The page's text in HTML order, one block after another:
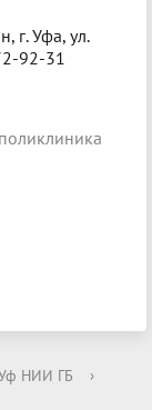
г. Уфа, ул.
92-31
НИИ ГБ
›